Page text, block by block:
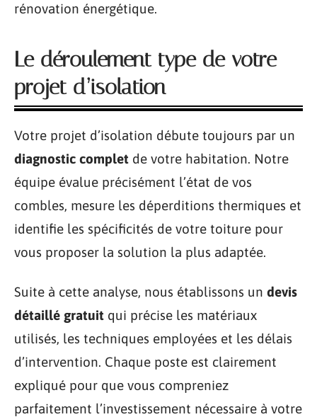
rénovation énergétique.
Le déroulement type de votre
projet d’isolation
Votre projet d’isolation débute toujours par un
diagnostic complet de votre habitation. Notre
équipe évalue précisément l’état de vos
combles, mesure les déperditions thermiques et
identifie les spécificités de votre toiture pour
vous proposer la solution la plus adaptée.
Suite à cette analyse, nous établissons un devis
détaillé gratuit qui précise les matériaux
utilisés, les techniques employées et les délais
d’intervention. Chaque poste est clairement
expliqué pour que vous compreniez
parfaitement l’investissement nécessaire à votre